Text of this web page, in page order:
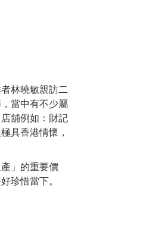
林曉敏親訪二
當中有不少屬
舖例如：財記
具香港情懷，
」的重要價
珍惜當下。